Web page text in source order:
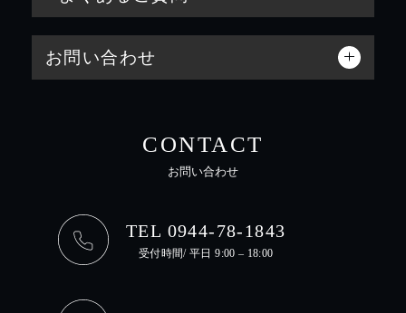
お問い合わせ
CONTACT
お問い合わせ
TEL 0944-78-1843
受付時間/ 平日 9:00 – 18:00